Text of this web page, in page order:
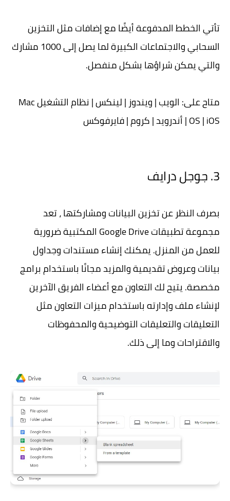
تأتي الخطط المدفوعة أيضًا مع إضافات مثل التخزين
السحابي والاجتماعات الكبيرة لما يصل إلى 1000 مشارك
والتي يمكن شراؤها بشكل منفصل.
متاح على: الويب | ويندوز | لينكس | نظام التشغيل Mac
OS | iOS | أندرويد | كروم | فايرفوكس
3. جوجل درايف
بصرف النظر عن تخزين البيانات ومشاركتها ، تعد
مجموعة تطبيقات Google Drive المكتبية ضرورية
للعمل من المنزل. يمكنك إنشاء مستندات وجداول
بيانات وعروض تقديمية والمزيد مجانًا باستخدام برامج
مخصصة. يتيح لك التعاون مع أعضاء الفريق الآخرين
لإنشاء ملف وإدارته باستخدام ميزات التعاون مثل
التعليقات والتعليقات التوضيحية والمحفوظات
والاقتراحات وما إلى ذلك.